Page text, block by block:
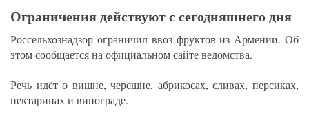
Ограничения действуют с сегодняшнего дня
Россельхознадзор ограничил ввоз фруктов из Армении. Об
этом сообщается на официальном сайте ведомства.
Речь идёт о вишне, черешне, абрикосах, сливах, персиках,
нектаринах и винограде.